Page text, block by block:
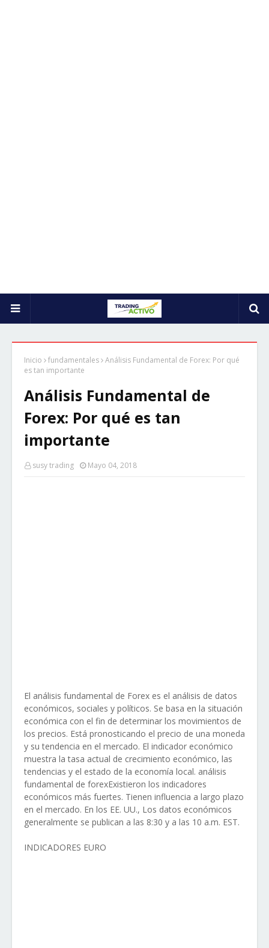
Inicio fundamentales Análisis Fundamental de Forex: Por qué
es tan importante
Análisis Fundamental de
Forex: Por qué es tan
importante
susy trading Mayo 04, 2018
El análisis fundamental de Forex es el análisis de datos
económicos, sociales y políticos. Se basa en la situación
económica con el fin de determinar los movimientos de
los precios. Está pronosticando el precio de una moneda
y su tendencia en el mercado. El indicador económico
muestra la tasa actual de crecimiento económico, las
tendencias y el estado de la economía local. análisis
fundamental de forexExistieron los indicadores
económicos más fuertes. Tienen influencia a largo plazo
en el mercado. En los EE. UU., Los datos económicos
generalmente se publican a las 8:30 y a las 10 a.m. EST.
INDICADORES EURO